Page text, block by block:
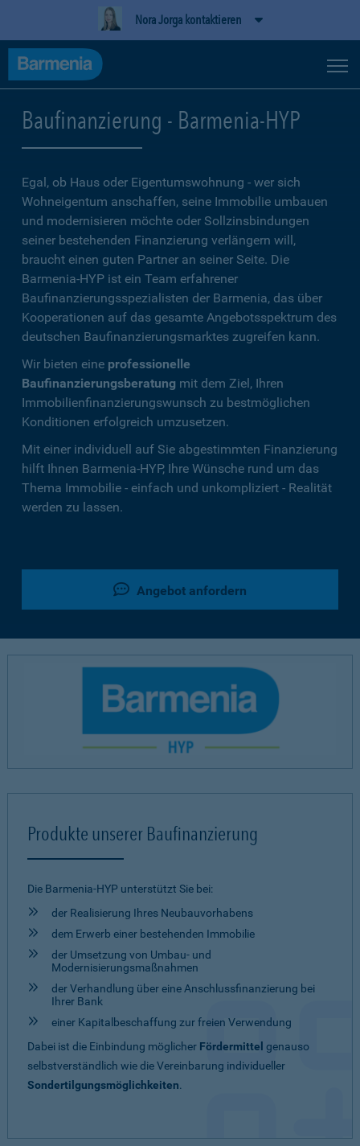
Nora Jorga kontaktieren
Baufinanzierung - Barmenia-HYP
Egal, ob Haus oder Eigentumswohnung - wer sich
Wohneigentum anschaffen, seine Immobilie umbauen
und modernisieren möchte oder Sollzinsbindungen
seiner bestehenden Finanzierung verlängern will,
braucht einen guten Partner an seiner Seite. Die
Barmenia-HYP ist ein Team erfahrener
Baufinanzierungsspezialisten der Barmenia, das über
Kooperationen auf das gesamte Angebotsspektrum des
deutschen Baufinanzierungsmarktes zugreifen kann.
Wir bieten eine professionelle
Baufinanzierungsberatung mit dem Ziel, Ihren
Immobilienfinanzierungswunsch zu bestmöglichen
Konditionen erfolgreich umzusetzen.
Mit einer individuell auf Sie abgestimmten Finanzierung
hilft Ihnen Barmenia-HYP, Ihre Wünsche rund um das
Thema Immobilie - einfach und unkompliziert - Realität
werden zu lassen.
Angebot anfordern
Produkte unserer Baufinanzierung
Die Barmenia-HYP unterstützt Sie bei:
der Realisierung Ihres Neubauvorhabens
dem Erwerb einer bestehenden Immobilie
der Umsetzung von Umbau- und
Modernisierungsmaßnahmen
der Verhandlung über eine Anschlussfinanzierung bei
Ihrer Bank
einer Kapitalbeschaffung zur freien Verwendung
Dabei ist die Einbindung möglicher Fördermittel genauso
selbstverständlich wie die Vereinbarung individueller
Sondertilgungsmöglichkeiten.